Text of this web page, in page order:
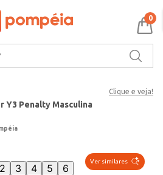
0
Clique e veja!
Y3 Penalty Masculina
Ver similares
2 3 4 5 6